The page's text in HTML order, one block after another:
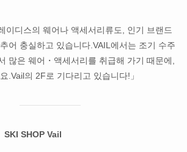
이디스의 웨어나 액세서리류도, 인기 브랜드
어 충실하고 있습니다.VAIL에서는 조기 수주
많은 웨어・액세서리를 취급해 가기 때문에,
.Vail의 2F로 기다리고 있습니다!」
SKI SHOP Vail